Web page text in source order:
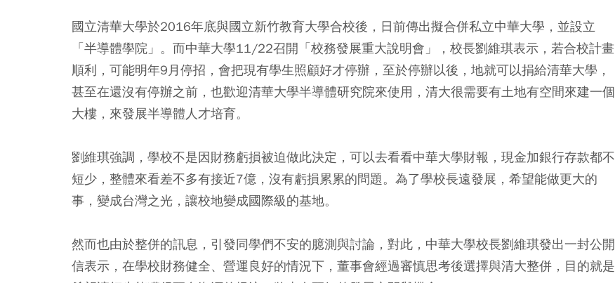
國立清華大學於2016年底與國立新竹教育大學合校後，日前傳出擬合併私立中華大學，並設立
「半導體學院」。而中華大學11/22召開「校務發展重大說明會」，校長劉維琪表示，若合校計畫
順利，可能明年9月停招，會把現有學生照顧好才停辦，至於停辦以後，地就可以捐給清華大學，
甚至在還沒有停辦之前，也歡迎清華大學半導體研究院來使用，清大很需要有土地有空間來建一個
大樓，來發展半導體人才培育。
劉維琪強調，學校不是因財務虧損被迫做此決定，可以去看看中華大學財報，現金加銀行存款都不
短少，整體來看差不多有接近7億，沒有虧損累累的問題。為了學校長遠發展，希望能做更大的
事，變成台灣之光，讓校地變成國際級的基地。
然而也由於整併的訊息，引發同學們不安的臆測與討論，對此，中華大學校長劉維琪發出一封公開
信表示，在學校財務健全、營運良好的情況下，董事會經過審慎思考後選擇與清大整併，目的就是